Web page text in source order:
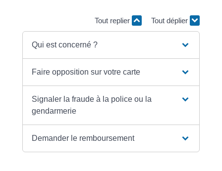
Tout replier Tout déplier
Qui est concerné ?
Faire opposition sur votre carte
Signaler la fraude à la police ou la
gendarmerie
Demander le remboursement